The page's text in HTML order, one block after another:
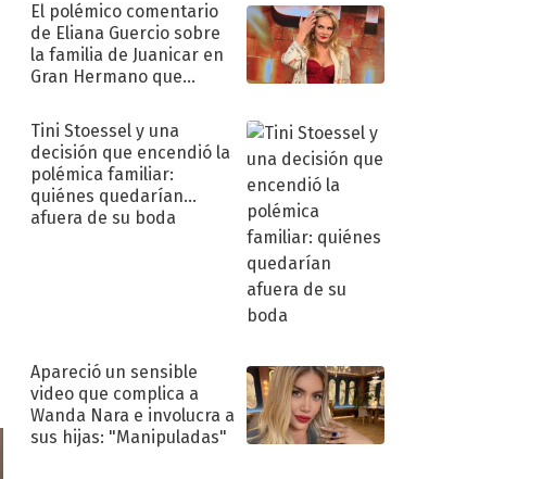
El polémico comentario
de Eliana Guercio sobre
la familia de Juanicar en
Gran Hermano que
Tini Stoessel y una
decisión que encendió la
polémica familiar:
quiénes quedarían
afuera de su boda
Apareció un sensible
video que complica a
Wanda Nara e involucra a
sus hijas: "Manipuladas"